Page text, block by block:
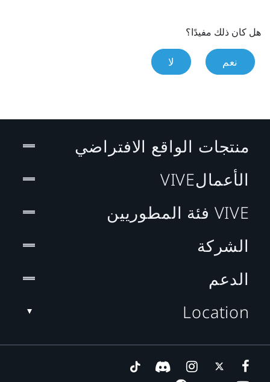
هل كان ذلك مفيدًا؟
نعم لا
منتجات الواقع الافتراضي
الأعمالVIVE
VIVE فئة المطوريين
الشركة
الدعم
Location